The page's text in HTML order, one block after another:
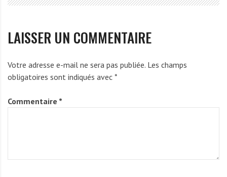
LAISSER UN COMMENTAIRE
Votre adresse e-mail ne sera pas publiée. Les champs
obligatoires sont indiqués avec *
Commentaire *